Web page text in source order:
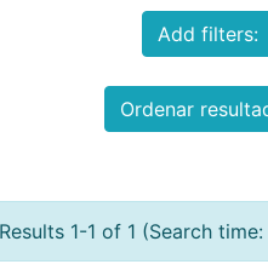
Add filters:
Ordenar
Results 1-1 of 1 (Search